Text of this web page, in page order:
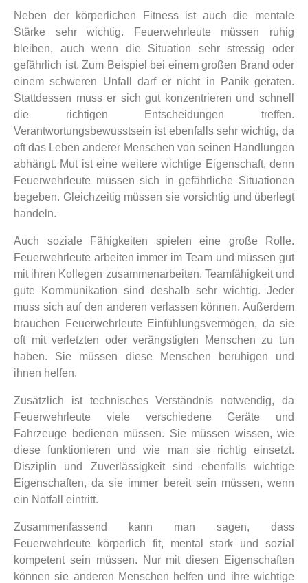
Neben der körperlichen Fitness ist auch die mentale
Stärke sehr wichtig. Feuerwehrleute müssen ruhig
bleiben, auch wenn die Situation sehr stressig oder
gefährlich ist. Zum Beispiel bei einem großen Brand oder
einem schweren Unfall darf er nicht in Panik geraten.
Stattdessen muss er sich gut konzentrieren und schnell
die richtigen Entscheidungen treffen.
Verantwortungsbewusstsein ist ebenfalls sehr wichtig, da
oft das Leben anderer Menschen von seinen Handlungen
abhängt. Mut ist eine weitere wichtige Eigenschaft, denn
Feuerwehrleute müssen sich in gefährliche Situationen
begeben. Gleichzeitig müssen sie vorsichtig und überlegt
handeln.
Auch soziale Fähigkeiten spielen eine große Rolle.
Feuerwehrleute arbeiten immer im Team und müssen gut
mit ihren Kollegen zusammenarbeiten. Teamfähigkeit und
gute Kommunikation sind deshalb sehr wichtig. Jeder
muss sich auf den anderen verlassen können. Außerdem
brauchen Feuerwehrleute Einfühlungsvermögen, da sie
oft mit verletzten oder verängstigten Menschen zu tun
haben. Sie müssen diese Menschen beruhigen und
ihnen helfen.
Zusätzlich ist technisches Verständnis notwendig, da
Feuerwehrleute viele verschiedene Geräte und
Fahrzeuge bedienen müssen. Sie müssen wissen, wie
diese funktionieren und wie man sie richtig einsetzt.
Disziplin und Zuverlässigkeit sind ebenfalls wichtige
Eigenschaften, da sie immer bereit sein müssen, wenn
ein Notfall eintritt.
Zusammenfassend kann man sagen, dass
Feuerwehrleute körperlich fit, mental stark und sozial
kompetent sein müssen. Nur mit diesen Eigenschaften
können sie anderen Menschen helfen und ihre wichtige